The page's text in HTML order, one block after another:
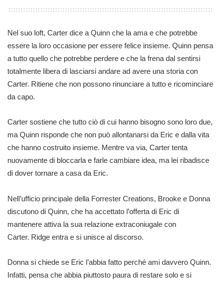
Nel suo loft, Carter dice a Quinn che la ama e che potrebbe
essere la loro occasione per essere felice insieme. Quinn pensa
a tutto quello che potrebbe perdere e che la frena dal sentirsi
totalmente libera di lasciarsi andare ad avere una storia con
Carter. Ritiene che non possono rinunciare a tutto e ricominciare
da capo.
Carter sostiene che tutto ciò di cui hanno bisogno sono loro due,
ma Quinn risponde che non può allontanarsi da Eric e dalla vita
che hanno costruito insieme. Mentre va via, Carter tenta
nuovamente di bloccarla e farle cambiare idea, ma lei ribadisce
di dover tornare a casa da Eric.
Nell’ufficio principale della Forrester Creations, Brooke e Donna
discutono di Quinn, che ha accettato l’offerta di Eric di
mantenere attiva la sua relazione extraconiugale con
Carter. Ridge entra e si unisce al discorso.
Donna si chiede se Eric l’abbia fatto perché ami davvero Quinn.
Infatti, pensa che abbia piuttosto paura di restare solo e si